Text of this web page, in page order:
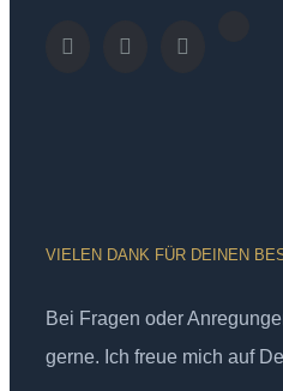
VIELEN DANK FÜR DEINEN
Bei Fragen oder
gerne. Ich freue mich auf